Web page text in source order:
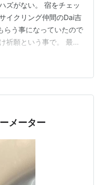
ズがない。 宿をチェッ
イクリング仲間のDai吉
らう事になっていたので
祈願という事で。 最近
気分で楽しみにしてい
メーター